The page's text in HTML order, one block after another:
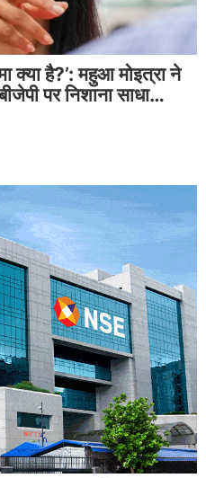
क्या है?’: महुआ मोइत्रा ने
पर निशाना साधा…